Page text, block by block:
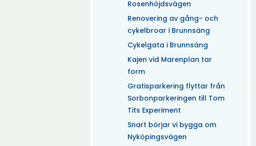
Rosenhöjdsvägen
Renovering av gång- och
cykelbroar i Brunnsäng
Cykelgata i Brunnsäng
Kajen vid Marenplan tar
form
Gratisparkering flyttar från
Sorbonparkeringen till Tom
Tits Experiment
Snart börjar vi bygga om
Nyköpingsvägen